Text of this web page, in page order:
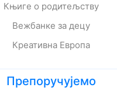
Књиге о родитељству
Вежбанке за децу
Креативна Европа
Препоручујемо